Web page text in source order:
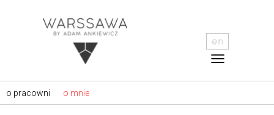
o pracowni o mnie